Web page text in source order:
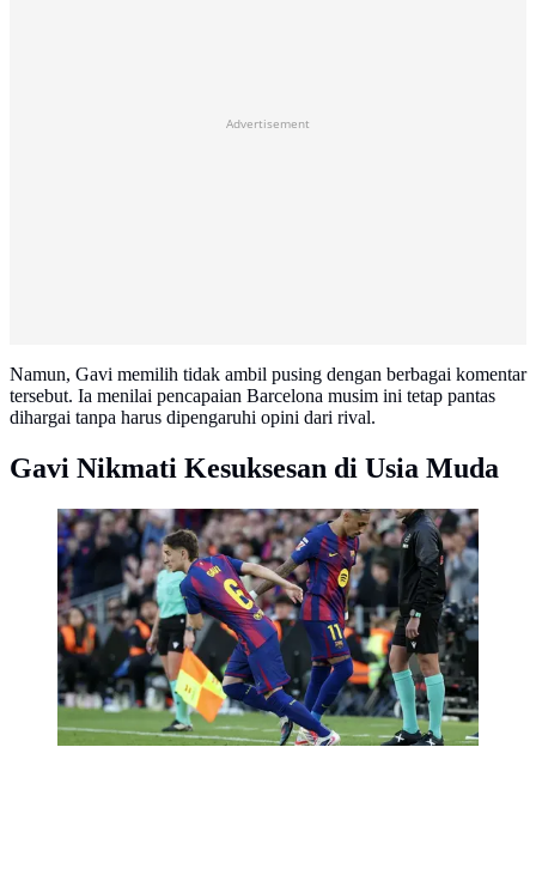
Advertisement
Namun, Gavi memilih tidak ambil pusing dengan berbagai komentar
tersebut. Ia menilai pencapaian Barcelona musim ini tetap pantas
dihargai tanpa harus dipengaruhi opini dari rival.
Gavi Nikmati Kesuksesan di Usia Muda
Gelandang Barcelona, Gavi, mendapatkan comeback
setelah cedera dalam laga kontra Sevilla di lanjutan La
Liga Spanyol, Minggu (15/3/2026) malam WIB. Gavi
masuk lapangan menggantikan Raphinha untuk
kembali bermain setelah absen enam bulan. (Lluis
GENE / AFP)